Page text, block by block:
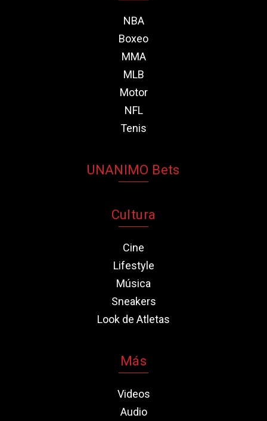
NBA
Boxeo
MMA
MLB
Motor
NFL
Tenis
UNANIMO Bets
Cultura
Cine
Lifestyle
Música
Sneakers
Look de Atletas
Más
Videos
Audio